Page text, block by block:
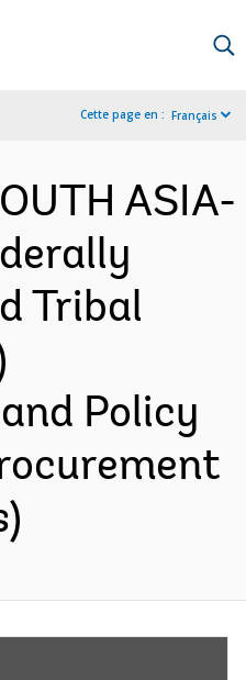
Cette page en : Français
ASIA-
Tribal
Policy